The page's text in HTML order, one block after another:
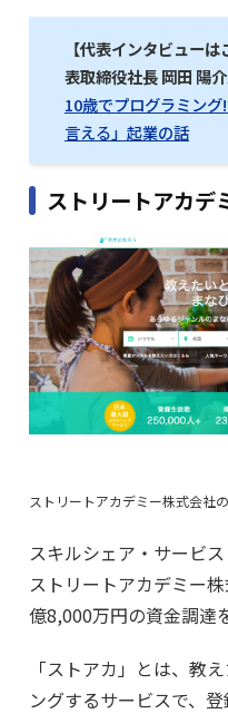
【代表インタビュー
表取締役社長 岡田 陽
10歳でプログラミン
言える」起業の話
ストリートアカデ
ストリートアカデミー株式会社
スキルシェア・サービ
ストリートアカデミー
億8,000万円の資金調達
「ストアカ」とは、教
ングするサービスで、